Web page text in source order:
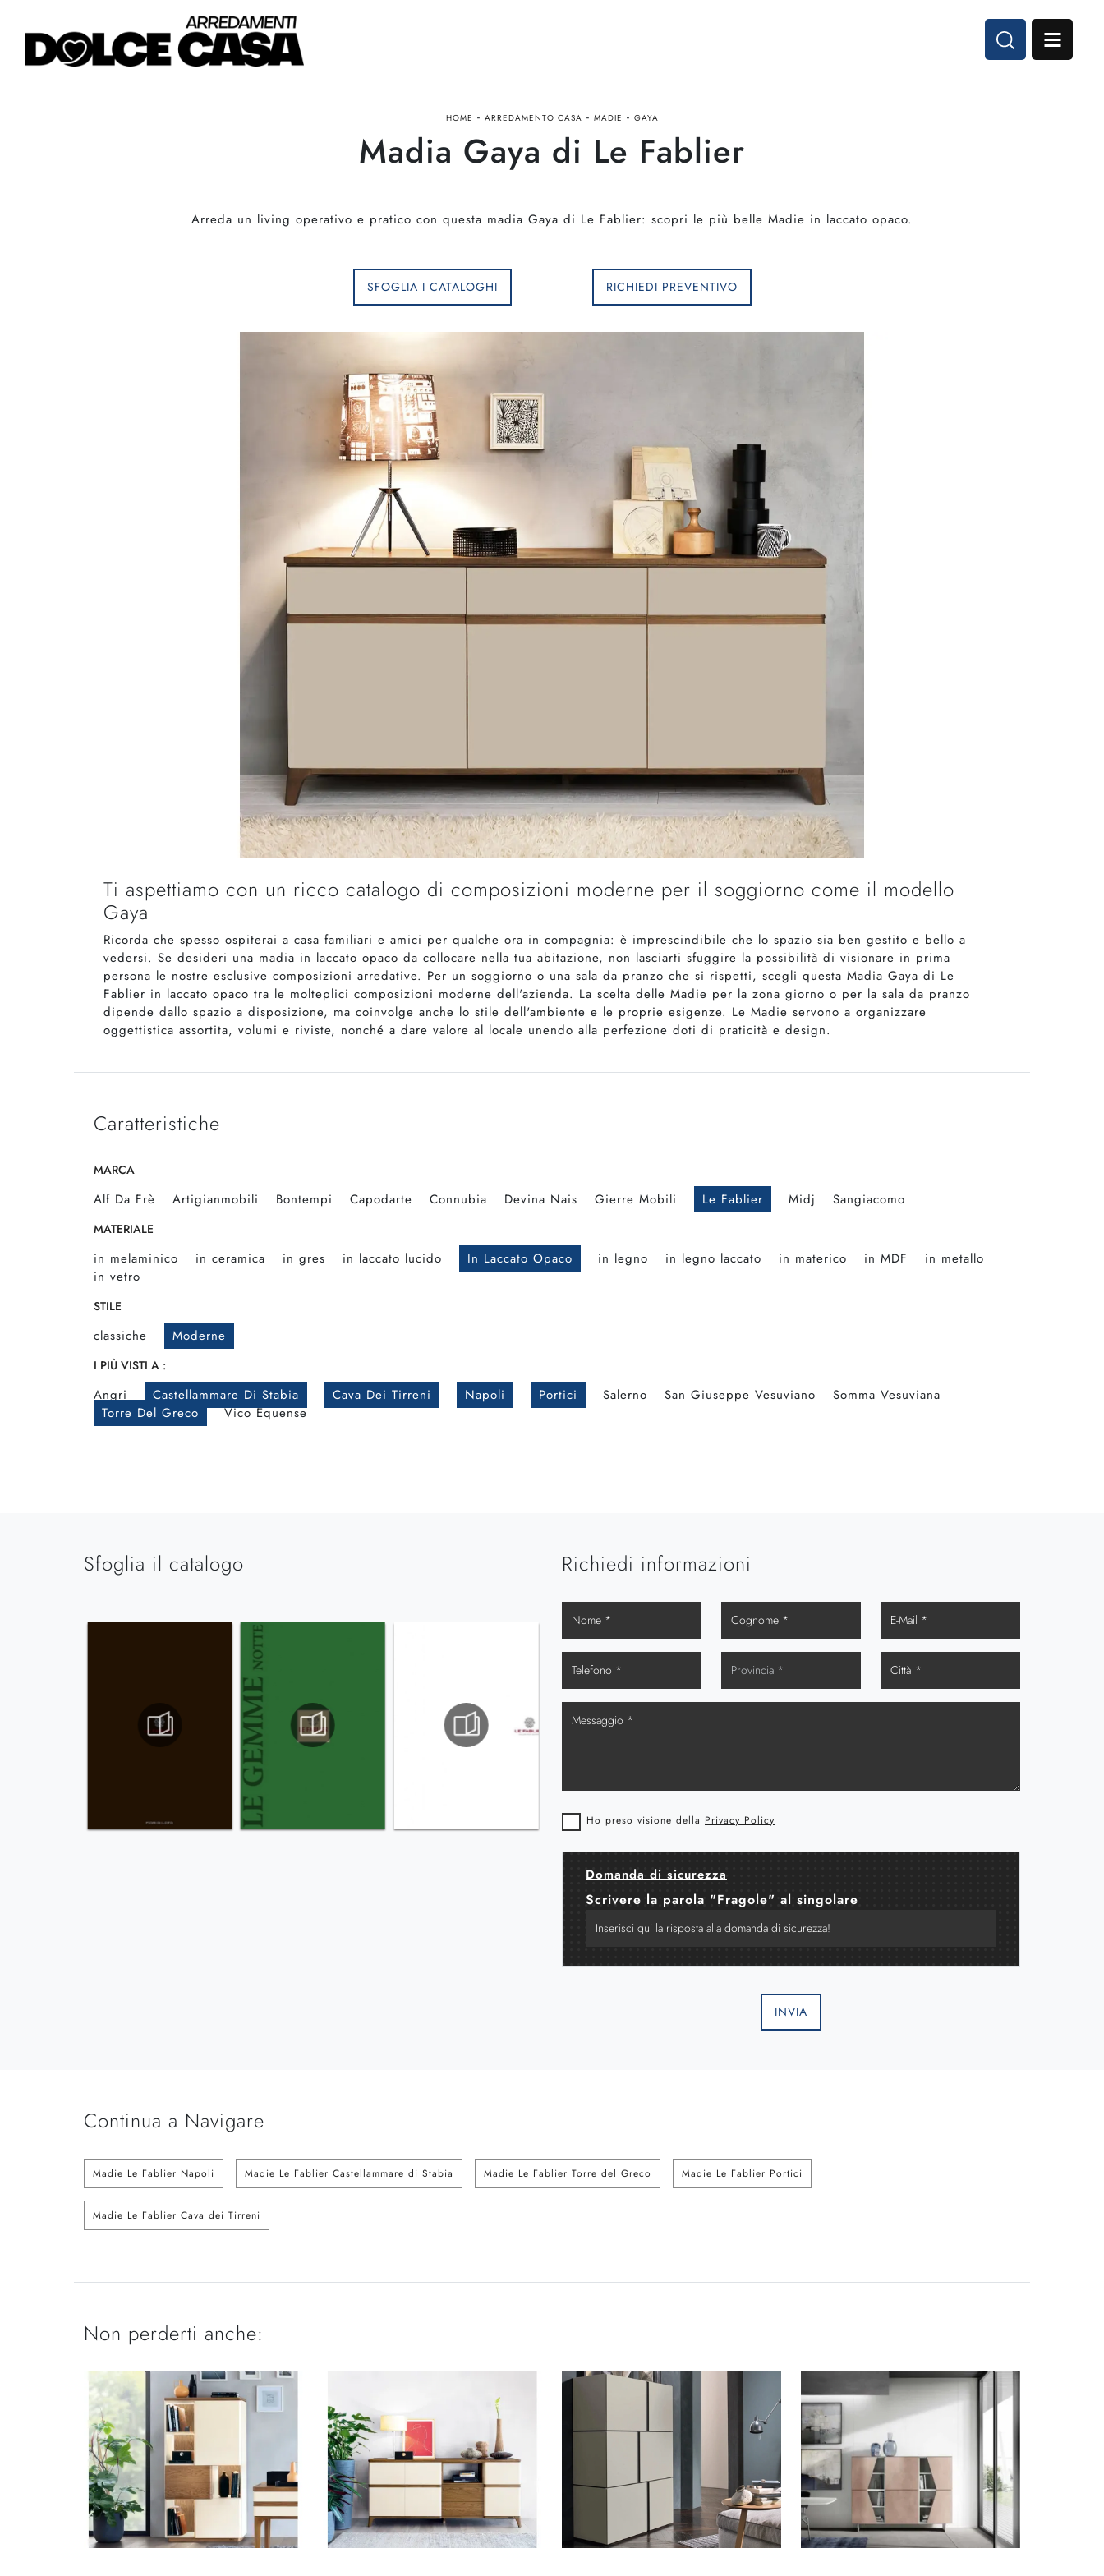
HOME - ARREDAMENTO CASA - MADIE - GAYA
Madia Gaya di Le Fablier
Arreda un living operativo e pratico con questa madia Gaya di Le Fablier: scopri le più belle Madie in laccato opaco.
SFOGLIA I CATALOGHI RICHIEDI PREVENTIVO
Ti aspettiamo con un ricco catalogo di composizioni moderne per il soggiorno come il modello
Gaya
Ricorda che spesso ospiterai a casa familiari e amici per qualche ora in compagnia: è imprescindibile che lo spazio sia ben gestito e bello a
vedersi. Se desideri una madia in laccato opaco da collocare nella tua abitazione, non lasciarti sfuggire la possibilità di visionare in prima
persona le nostre esclusive composizioni arredative. Per un soggiorno o una sala da pranzo che si rispetti, scegli questa Madia Gaya di Le
Fablier in laccato opaco tra le molteplici composizioni moderne dell'azienda. La scelta delle Madie per la zona giorno o per la sala da pranzo
dipende dallo spazio a disposizione, ma coinvolge anche lo stile dell'ambiente e le proprie esigenze. Le Madie servono a organizzare
oggettistica assortita, volumi e riviste, nonché a dare valore al locale unendo alla perfezione doti di praticità e design.
Caratteristiche
MARCA
Alf Da Frè Artigianmobili Bontempi Capodarte Connubia Devina Nais Gierre Mobili Le Fablier Midj Sangiacomo
MATERIALE
in melaminico in ceramica in gres in laccato lucido In Laccato Opaco in legno in legno laccato in materico in MDF
in metallo
in vetro
STILE
classiche Moderne
I PIÙ VISTI A :
Angri Castellammare Di Stabia Cava Dei Tirreni Napoli Portici Salerno San Giuseppe Vesuviano
Somma Vesuviana
Torre Del Greco
Vico Equense
Sfoglia il catalogo Richiedi informazioni
Ho preso visione della Privacy Policy
Domanda di sicurezza
Scrivere la parola "Fragole" al singolare
INVIA
Continua a Navigare
Madie Le Fablier Napoli Madie Le Fablier Castellammare di Stabia Madie Le Fablier Torre del Greco Madie Le Fablier Portici
Madie Le Fablier Cava dei Tirreni
Non perderti anche: